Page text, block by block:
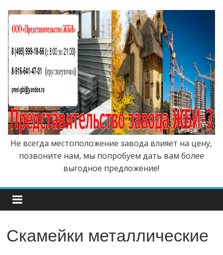
Не всегда местоположение завода влияет на цену,
позвоните нам, мы попробуем дать вам более
выгодное предложение!
Скамейки металлические